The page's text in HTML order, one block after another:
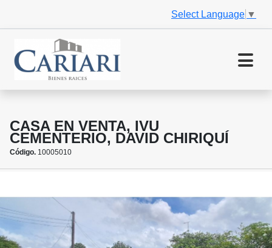
Select Language ▼
CASA EN VENTA, IVU
CEMENTERIO, DAVID CHIRIQUÍ
Código. 10005010